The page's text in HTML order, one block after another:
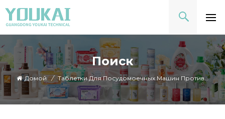
Поиск
Домой / Таблетки Для Посудомоечных Машин Против Повторного Отложения